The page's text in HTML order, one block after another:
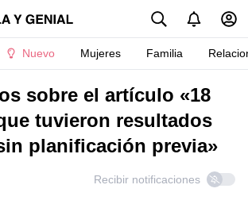
Nuevo Mujeres Familia
sobre el artículo «18
tuvieron resultados
planificación previa»
Recibir notificaciones